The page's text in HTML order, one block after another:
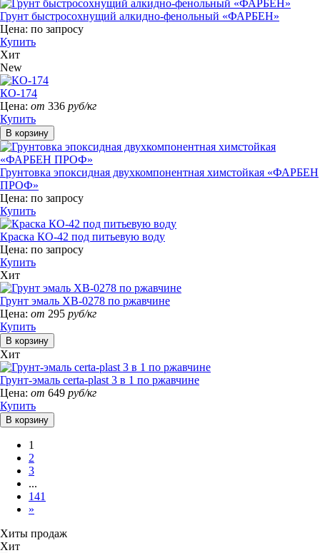
Грунт быстросохнущий алкидно-фенольный «ФАРБЕН»
Цена: по запросу
Купить
Хит
New
КО-174
Цена: от 336 руб/кг
Купить
Грунтовка эпоксидная двухкомпонентная химстойкая «ФАРБЕН
ПРОФ»
Цена: по запросу
Купить
Краска КО-42 под питьевую воду
Цена: по запросу
Купить
Хит
Грунт эмаль ХВ-0278 по ржавчине
Цена: от 295 руб/кг
Купить
Хит
Грунт-эмаль certa-plast 3 в 1 по ржавчине
Цена: от 649 руб/кг
Купить
1
2
3
...
141
»
Хиты продаж
Хит